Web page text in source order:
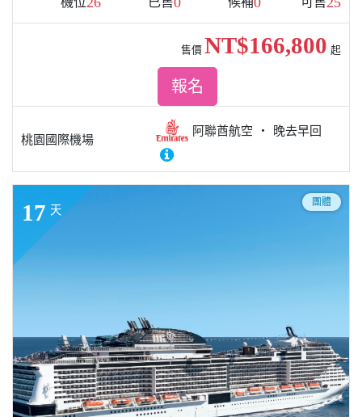
桃園國際機場
阿聯酋航空 晚去早回
售價 NT$166,800 起
報名
17 天
團體